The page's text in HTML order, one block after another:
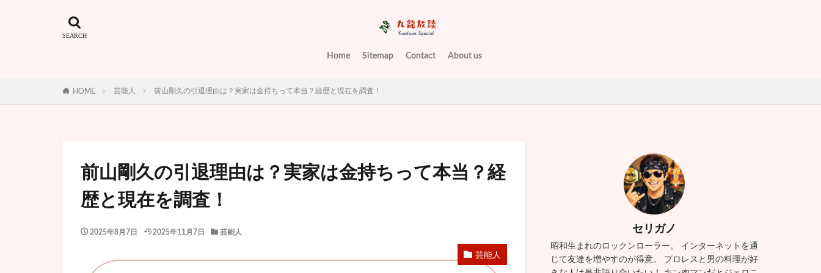
Home Sitemap Contact About us
HOME 芸能人 前山剛久の引退理由は？実家は金持ちって本当？経歴と現在を調査！
前山剛久の引退理由は？実家は金持ちって本当？経
歴と現在を調査！
2025年8月7日 2025年11月7日 芸能人
芸能人
セリガノ
昭和生まれのロックンローラー。 インターネットを通
じて友達を増やすのが得意。 プロレスと男の料理が好